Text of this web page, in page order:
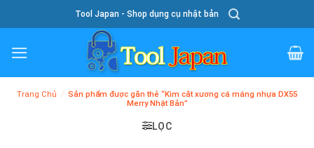
To
Content
Tool Japan - Shop dụng cụ nhật bản
Trang Chủ / Sản phẩm được gắn thẻ “Kìm cắt xương cá máng nhựa DX55
Merry Nhật Bản”
LỌC